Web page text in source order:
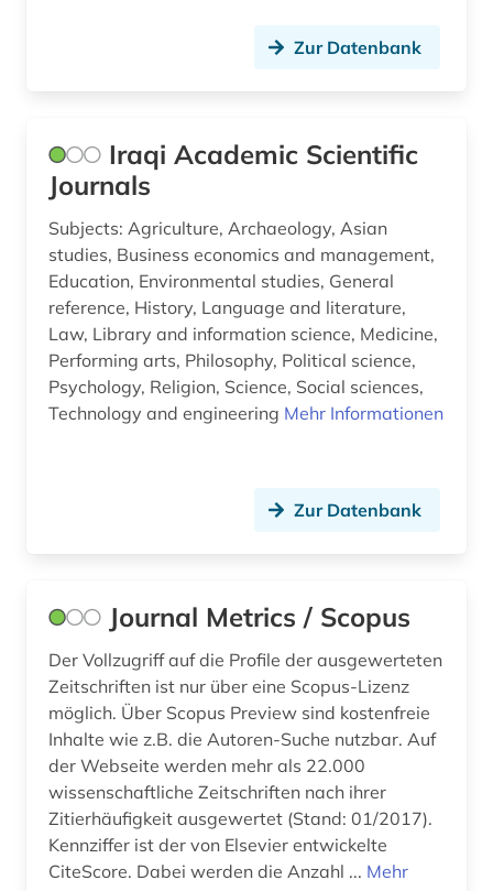
Zur Datenbank
Iraqi Academic Scientific
Journals
Subjects: Agriculture, Archaeology, Asian
studies, Business economics and management,
Education, Environmental studies, General
reference, History, Language and literature,
Law, Library and information science, Medicine,
Performing arts, Philosophy, Political science,
Psychology, Religion, Science, Social sciences,
Technology and engineering Mehr Informationen
Zur Datenbank
Journal Metrics / Scopus
Der Vollzugriff auf die Profile der ausgewerteten
Zeitschriften ist nur über eine Scopus-Lizenz
möglich. Über Scopus Preview sind kostenfreie
Inhalte wie z.B. die Autoren-Suche nutzbar. Auf
der Webseite werden mehr als 22.000
wissenschaftliche Zeitschriften nach ihrer
Zitierhäufigkeit ausgewertet (Stand: 01/2017).
Kennziffer ist der von Elsevier entwickelte
CiteScore. Dabei werden die Anzahl ... Mehr